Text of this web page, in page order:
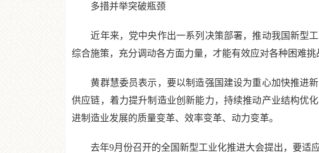
多措并举突破瓶颈
近年来，党中央作出一系列决策部署，推动我国新型工
综合施策，充分调动各方面力量，才能有效应对各种困难挑
黄群慧委员表示，要以制造强国建设为重心加快推进新
供应链，着力提升制造业创新能力，持续推动产业结构优
进制造业发展的质量变革、效率变革、动力变革。
去年9月份召开的全国新型工业化推进大会提出，要适应